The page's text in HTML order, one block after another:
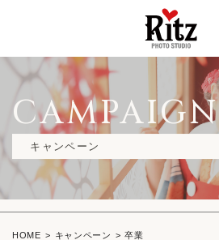
CAMPAIGN
キャンペーン
HOME キャンペーン 卒業